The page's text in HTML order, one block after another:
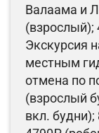
Валаама и
(взрослый);
Экскурсия
местным
отмена по
(взрослый
вкл. будни);